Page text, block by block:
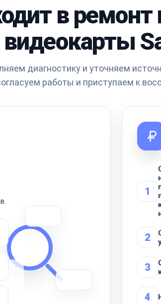
в ремонт
видеокарты
диагностику и уточняем
работы и приступаем к
1
2
3
4